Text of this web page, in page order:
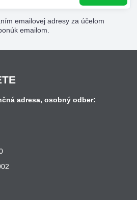
emailovej adresy za účelom
emailom.
adresa, osobný odber: